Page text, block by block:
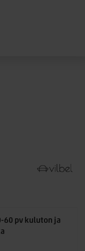
60 pv kuluton ja